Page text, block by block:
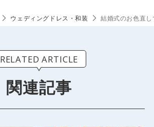
ウェディングドレス・和装 結婚式のお色直
RELATED ARTICLE
関連記事